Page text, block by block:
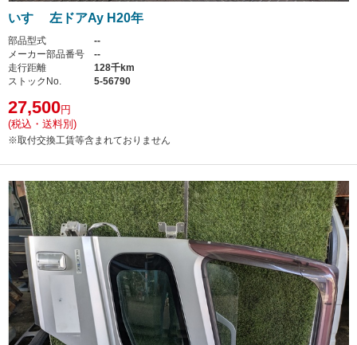
いすゞ 左ドアAy H20年
部品型式
--
メーカー部品番号
--
走行距離
128千km
ストックNo.
5-56790
27,500円
(税込・送料別)
※取付交換工賃等含まれておりません